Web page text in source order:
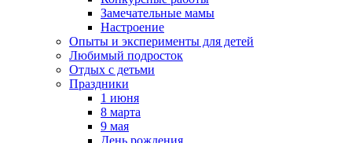
Замечательные мамы
Настроение
Опыты и эксперименты для детей
Любимый подросток
Отдых с детьми
Праздники
1 июня
8 марта
9 мая
День рождения